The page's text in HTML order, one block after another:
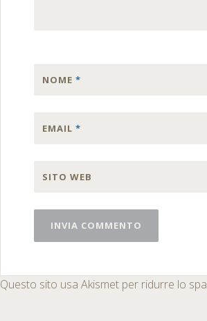
NOME*
EMAIL*
SITO WEB
Questo sito usa Akismet per ridurre lo